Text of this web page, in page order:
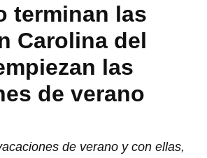
Donar
terminan las
Carolina del
las
de verano
de verano y con ellas,